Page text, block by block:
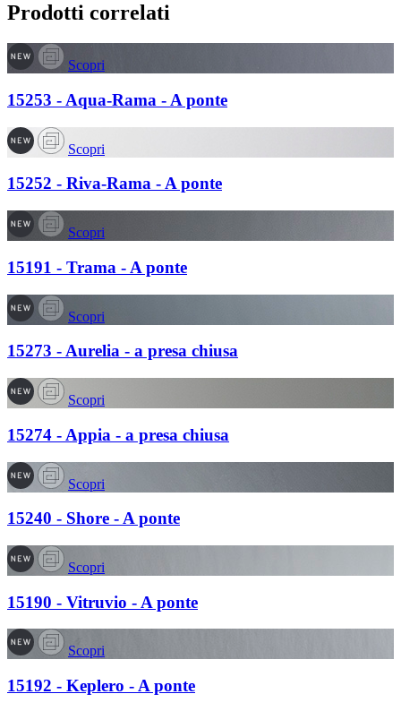
Prodotti correlati
Scopri
15253 - Aqua-Rama - A ponte
Scopri
15252 - Riva-Rama - A ponte
Scopri
15191 - Trama - A ponte
Scopri
15273 - Aurelia - a presa chiusa
Scopri
15274 - Appia - a presa chiusa
Scopri
15240 - Shore - A ponte
Scopri
15190 - Vitruvio - A ponte
Scopri
15192 - Keplero - A ponte